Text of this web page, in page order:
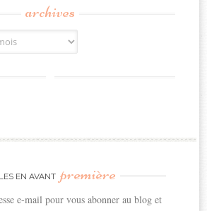
archives
EN AVANT première
e-mail pour vous abonner au blog et